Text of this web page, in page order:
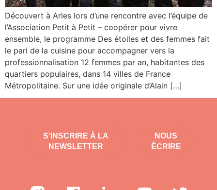
Découvert à Arles lors d’une rencontre avec l’équipe de
l’Association Petit à Petit – coopérer pour vivre
ensemble, le programme Des étoiles et des femmes fait
le pari de la cuisine pour accompagner vers la
professionnalisation 12 femmes par an, habitantes des
quartiers populaires, dans 14 villes de France
Métropolitaine. Sur une idée originale d’Alain […]
S'INSCRIRE À LA
NEWSLETTER
NOUS
ÉCRIRE